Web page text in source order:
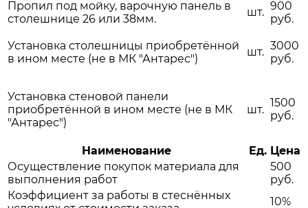
Пропил под мойку, варочную панель в
столешнице 26 или 38мм.
шт. 900
руб.
Установка столешницы приобретённой
в ином месте (не в МК "Антарес")
шт. 3000
руб.
Установка стеновой панели
приобретённой в ином месте (не в МК
"Антарес")
шт.
1500
руб.
Наименование Ед. Цена
Осуществление покупок материала для
выполнения работ
500
руб.
Коэффициент за работы в стеснённых
10%